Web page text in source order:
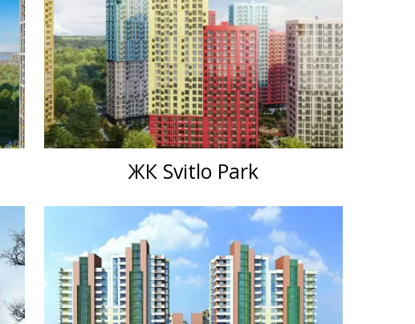
ЖК Svitlo Park